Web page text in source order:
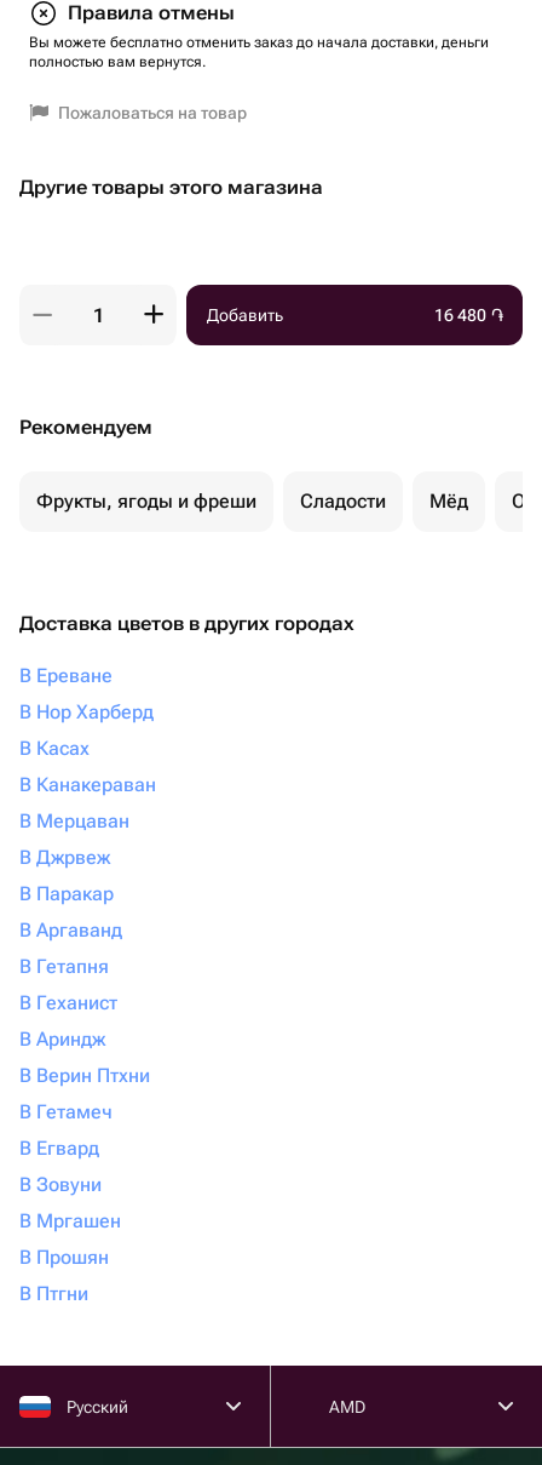
Правила отмены
Вы можете бесплатно отменить заказ до начала доставки, деньги
полностью вам вернутся.
Пожаловаться на товар
Другие товары этого магазина
Добавить 16 480 ֏
Рекомендуем
Фрукты, ягоды и фреши Сладости Мёд
Доставка цветов в других городах
В Ереване
В Нор Харберд
В Касах
В Канакераван
В Мерцаван
В Джрвеж
В Паракар
В Аргаванд
В Гетапня
В Геханист
В Ариндж
В Верин Птхни
В Гетамеч
В Егвард
В Зовуни
В Мргашен
В Прошян
В Птгни
Русский AMD